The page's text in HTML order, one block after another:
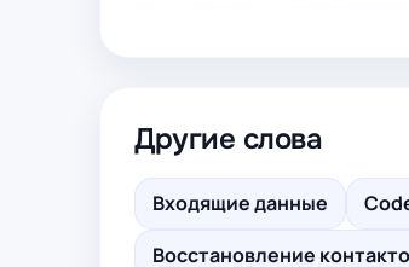
Другие слова
Входящие данные
Восстановление